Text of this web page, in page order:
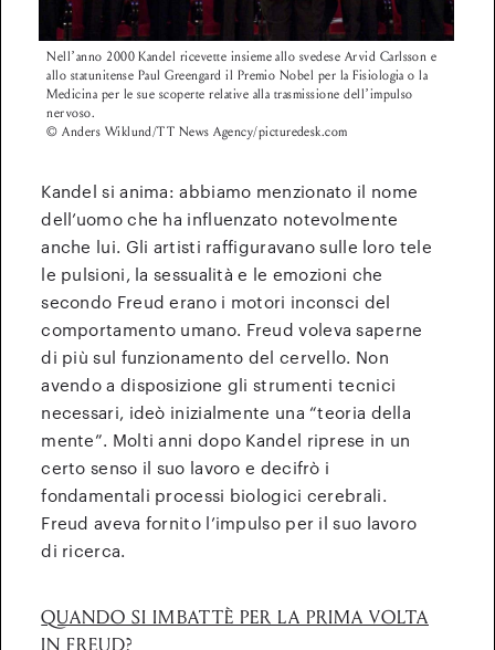
Kandel si anima: abbiamo menzionato il nome
dell’uomo che ha influenzato notevolmente
anche lui. Gli artisti raffiguravano sulle loro tele
le pulsioni, la sessualità e le emozioni che
secondo Freud erano i motori inconsci del
comportamento umano. Freud voleva saperne
di più sul funzionamento del cervello. Non
avendo a disposizione gli strumenti tecnici
necessari, ideò inizialmente una “teoria della
mente”. Molti anni dopo Kandel riprese in un
certo senso il suo lavoro e decifrò i
fondamentali processi biologici cerebrali.
Freud aveva fornito l’impulso per il suo lavoro
di ricerca.
Nell’anno 2000 Kandel ricevette insieme allo svedese Arvid Carlsson e
allo statunitense Paul Greengard il Premio Nobel per la Fisiologia o la
Medicina per le sue scoperte relative alla trasmissione dell’impulso
nervoso.
© Anders Wiklund/TT News Agency/picturedesk.com
QUANDO SI IMBATTÈ PER LA PRIMA VOLTA
IN FREUD?